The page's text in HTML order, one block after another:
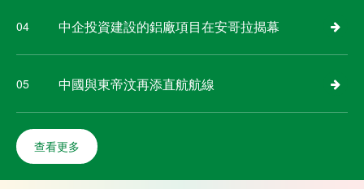
04 中企投資建設的鋁廠項目在安哥拉揭幕
05 中國與東帝汶再添直航航線
查看更多